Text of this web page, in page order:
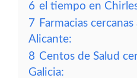
6 el tiempo en
7 Farmacias
Alicante:
8 Centos de Salud
Galicia: